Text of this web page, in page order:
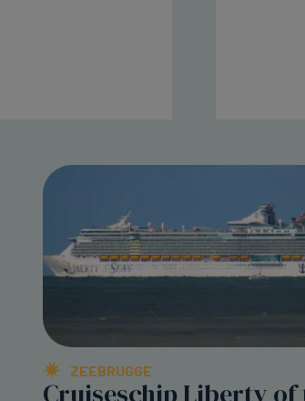
ZEEBRUGGE
Cruiseschip Liberty of